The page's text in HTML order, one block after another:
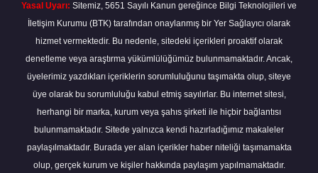
Yasal Uyarı: Sitemiz, 5651 Sayılı Kanun gereğince Bilgi Teknolojileri ve
İletişim Kurumu (BTK) tarafından onaylanmış bir Yer Sağlayıcı olarak
hizmet vermektedir. Bu nedenle, sitedeki içerikleri proaktif olarak
denetleme veya araştırma yükümlülüğümüz bulunmamaktadır. Ancak,
üyelerimiz yazdıkları içeriklerin sorumluluğunu taşımakta olup, siteye
üye olarak bu sorumluluğu kabul etmiş sayılırlar. Bu internet sitesi,
herhangi bir marka, kurum veya şahıs şirketi ile hiçbir bağlantısı
bulunmamaktadır. Sitede yalnızca kendi hazırladığımız makaleler
paylaşılmaktadır. Burada yer alan içerikler haber niteliği taşımamakta
olup, gerçek kurum ve kişiler hakkında paylaşım yapılmamaktadır.